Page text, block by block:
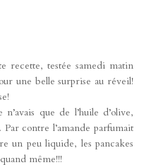
recette, testée samedi matin
une belle surprise au réveil!
que de l’huile d’olive,
contre l’amande parfumait
un peu liquide, les pancakes
même!!!